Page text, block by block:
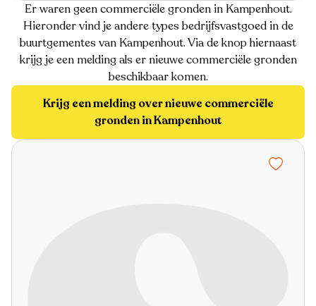
Er waren geen commerciële gronden in Kampenhout.
Hieronder vind je andere types bedrijfsvastgoed in de
buurtgementes van Kampenhout. Via de knop hiernaast
krijg je een melding als er nieuwe commerciële gronden
beschikbaar komen.
Krijg een melding over nieuwe commerciële
gronden in Kampenhout